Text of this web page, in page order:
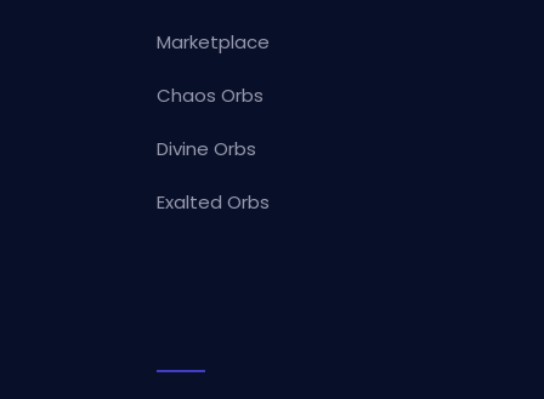
Marketplace
Chaos Orbs
Divine Orbs
Exalted Orbs